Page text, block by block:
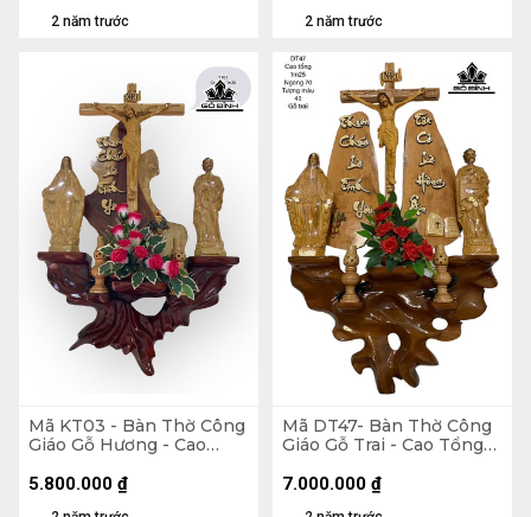
2 năm trước 2 năm trước
Mã KT03 - Bàn Thờ Công
Giáo Gỗ Hương - Cao
Tượng Giả Gỗ 40 (cm)
5.800.000 ₫
Mã DT47- Bàn Thờ Công
Giáo Gỗ Trai - Cao Tổng
40 (cm)
7.000.000 ₫